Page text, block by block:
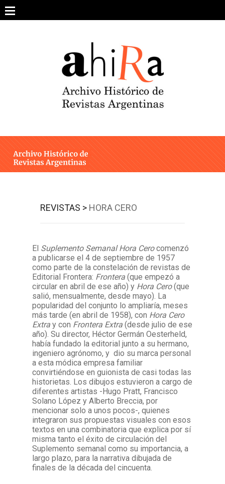
content
ARCHIVO DE REVISTAS
ESTUDIOS CRÍTICOS
INTEGRANTES
Facebook
Instagram
Twitter
Mail
REVISTAS > HORA CERO
El Suplemento Semanal Hora Cerocomenzó
a publicarse el 4 de septiembre de 1957
como parte de la constelación de revistas de
Editorial Frontera: Frontera (que empezó a
circular en abril de ese año) y Hora Cero(que
salió, mensualmente, desde mayo). La
popularidad del conjunto lo ampliaría, meses
más tarde (en abril de 1958), con Hora Cero
Extray con Frontera Extra(desde julio de ese
año). Su director, Héctor Germán Oesterheld,
había fundado la editorial junto a su hermano,
ingeniero agrónomo, y dio su marca personal
a esta módica empresa familiar
convirtiéndose en guionista de casi todas las
historietas. Los dibujos estuvieron a cargo de
diferentes artistas -Hugo Pratt, Francisco
Solano López y Alberto Breccia, por
mencionar solo a unos pocos-, quienes
integraron sus propuestas visuales con esos
textos en una combinatoria que explica por sí
misma tanto el éxito de circulación del
Suplemento semanal como su importancia, a
largo plazo, para la narrativa dibujada de
finales de la década del cincuenta.